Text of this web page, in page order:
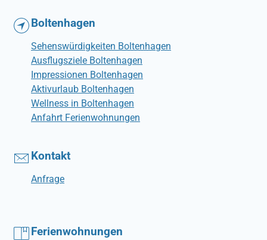
Boltenhagen
Sehenswürdigkeiten Boltenhagen
Ausflugsziele Boltenhagen
Impressionen Boltenhagen
Aktivurlaub Boltenhagen
Wellness in Boltenhagen
Anfahrt Ferienwohnungen
Kontakt
Anfrage
Ferienwohnungen